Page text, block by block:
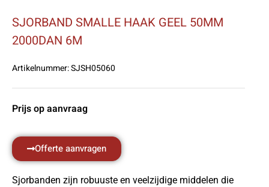
SJORBAND SMALLE HAAK GEEL 50MM
2000DAN 6M
Artikelnummer:SJSH05060
Prijs op aanvraag
Offerte aanvragen
Sjorbanden zijn robuuste en veelzijdige middelen die